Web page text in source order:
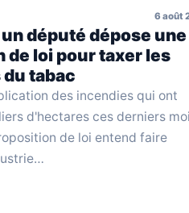
6 août
député dépose une
de loi pour taxer les
tabac
des incendies qui ont
d'hectares ces derniers
de loi entend faire